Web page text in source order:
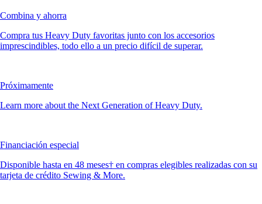
Combina y ahorra
Compra tus Heavy Duty favoritas junto con los accesorios
imprescindibles, todo ello a un precio difícil de superar.
Próximamente
Learn more about the Next Generation of Heavy Duty.
Financiación especial
Disponible hasta en 48 meses† en compras elegibles realizadas con su
tarjeta de crédito Sewing & More.